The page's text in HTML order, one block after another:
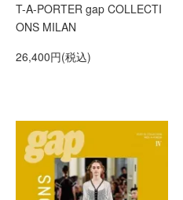
T-A-PORTER gap COLLECTI
ONS MILAN
26,400円(税込)